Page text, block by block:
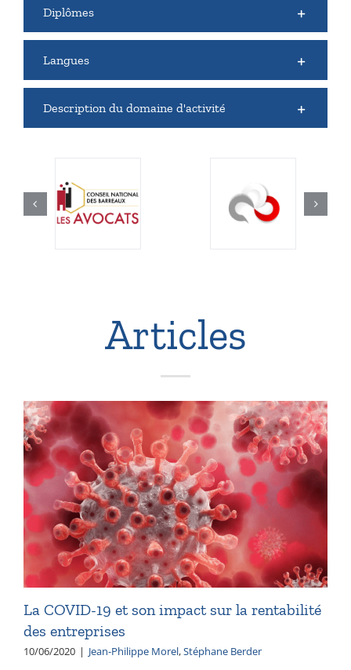
Diplômes
Langues
Description du domaine d'activité
Articles
La COVID-19 et son impact sur la rentabilité
des entreprises
10/06/2020 | Jean-Philippe Morel,Stéphane Berder